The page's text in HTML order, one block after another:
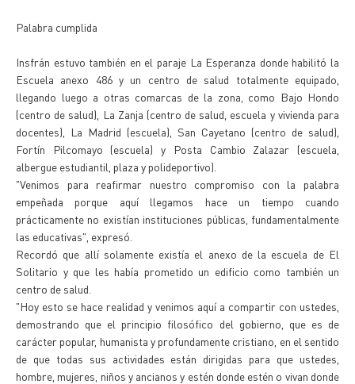
Palabra cumplida
Insfrán estuvo también en el paraje La Esperanza donde habilitó la
Escuela anexo 486 y un centro de salud totalmente equipado,
llegando luego a otras comarcas de la zona, como Bajo Hondo
(centro de salud), La Zanja (centro de salud, escuela y vivienda para
docentes), La Madrid (escuela), San Cayetano (centro de salud),
Fortín Pilcomayo (escuela) y Posta Cambio Zalazar (escuela,
albergue estudiantil, plaza y polideportivo).
"Venimos para reafirmar nuestro compromiso con la palabra
empeñada porque aquí llegamos hace un tiempo cuando
prácticamente no existían instituciones públicas, fundamentalmente
las educativas", expresó.
Recordó que allí solamente existía el anexo de la escuela de El
Solitario y que les había prometido un edificio como también un
centro de salud.
"Hoy esto se hace realidad y venimos aquí a compartir con ustedes,
demostrando que el principio filosófico del gobierno, que es de
carácter popular, humanista y profundamente cristiano, en el sentido
de que todas sus actividades están dirigidas para que ustedes,
hombre, mujeres, niños y ancianos y estén donde estén o vivan donde